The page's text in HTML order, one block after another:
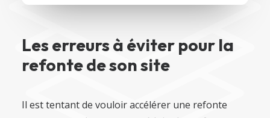
Les erreurs à éviter pour la
refonte de son site
Il est tentant de vouloir accélérer une refonte